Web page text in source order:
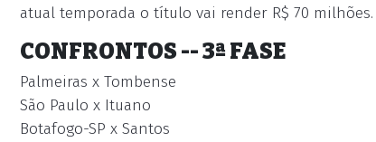
atual temporada o título vai render R$ 70 milhões.
CONFRONTOS -- 3ª FASE
Palmeiras x Tombense
São Paulo x Ituano
Botafogo-SP x Santos